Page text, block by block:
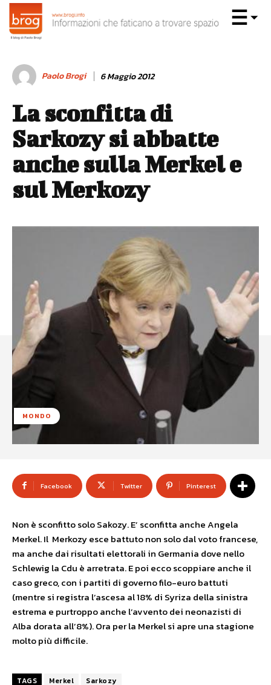
Paolo Brogi 6 Maggio 2012
La sconfitta di
Sarkozy si abbatte
anche sulla Merkel e
sul Merkozy
MONDO
Facebook Twitter Pinterest
Non è sconfitto solo Sakozy. E’ sconfitta anche Angela
Merkel. Il Merkozy esce battuto non solo dal voto francese,
ma anche dai risultati elettorali in Germania dove nello
Schlewig la Cdu è arretrata. E poi ecco scoppiare anche il
caso greco, con i partiti di governo filo-euro battuti
(mentre si registra l’ascesa al 18% di Syriza della sinistra
estrema e purtroppo anche l’avvento dei neonazisti di
Alba dorata all’8%). Ora per la Merkel si apre una stagione
molto più difficile.
TAGS Merkel Sarkozy